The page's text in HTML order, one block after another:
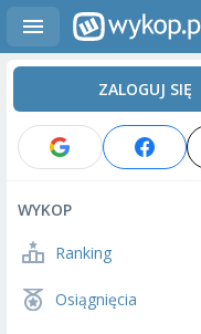
ZALOGUJ SIĘ
WYKOP
Ranking
Osiągnięcia